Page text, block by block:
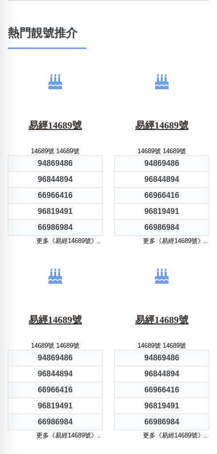
熱門靚號推介
易經14689號
14689號 14689號
94869486
96844894
66966416
96819491
66986984
更多《易經14689號》..
易經14689號
14689號 14689號
94869486
96844894
66966416
96819491
66986984
更多《易經14689號》..
易經14689號
14689號 14689號
94869486
96844894
66966416
96819491
66986984
更多《易經14689號》..
易經14689號
14689號 14689號
94869486
96844894
66966416
96819491
66986984
更多《易經14689號》..